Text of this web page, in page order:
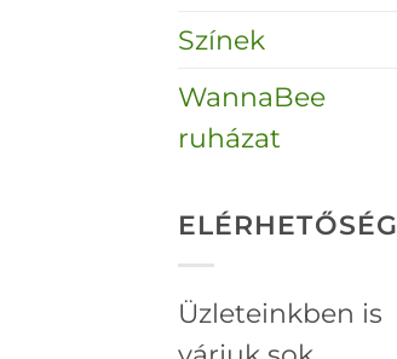
Színek
WannaBee
ruházat
ELÉRHETŐSÉG
Üzleteinkben is